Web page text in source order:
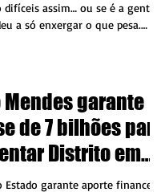
por praticamente todos,
que o vitimismo é a regra. Ou
assim… ou se é a gente
a só enxergar o que pesa.
Mendes garante
de 7 bilhões para
Distrito em
Gaúchos
Estado garante aporte financeiro